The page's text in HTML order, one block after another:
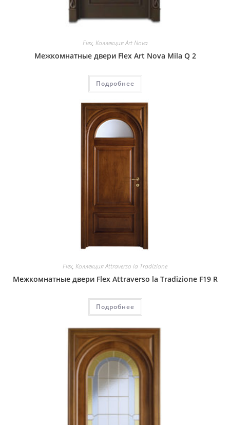
Flex, Коллекция Art Nova
Межкомнатные двери Flex Art Nova Mila Q 2
Подробнее
Flex, Коллекция Attraverso la Tradizione
Межкомнатные двери Flex Attraverso la Tradizione F19 R
Подробнее